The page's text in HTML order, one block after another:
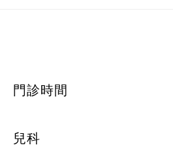
​門診時間
兒科